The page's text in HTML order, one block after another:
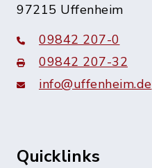
97215 Uffenheim
09842 207-0
09842 207-32
info@uffenheim.de
Quicklinks